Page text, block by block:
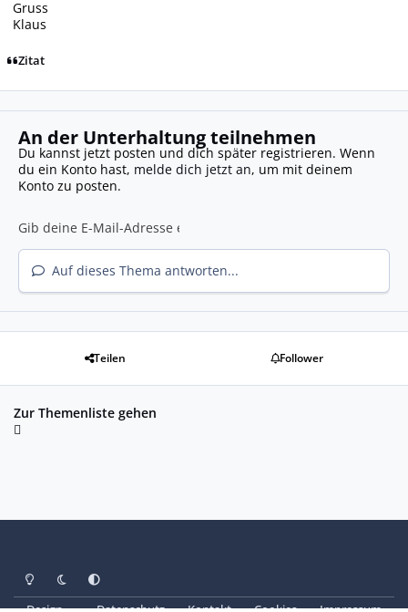
Gruss
Klaus
Zitat
An der Unterhaltung teilnehmen
Du kannst jetzt posten und dich später registrieren. Wenn
du ein Konto hast, melde dich jetzt an, um mit deinem
Konto zu posten.
Auf dieses Thema antworten...
Teilen Follower
Zur Themenliste gehen
Heller ModusDunkler Modus
Systemeinstellung